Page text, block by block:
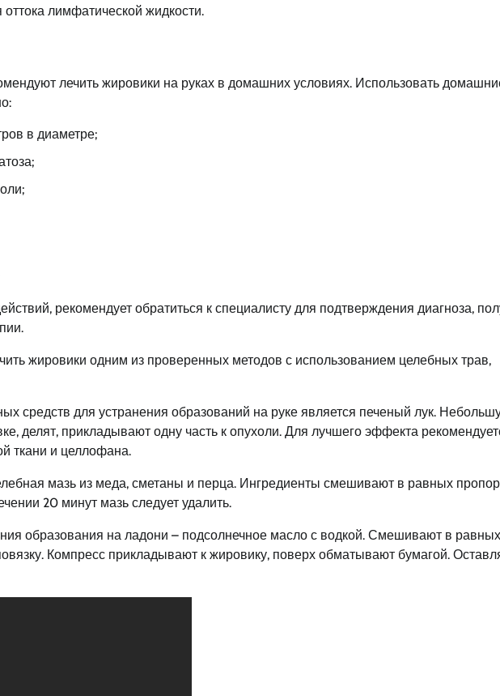
лимфатической жидкости.
лечить жировики на руках в домашних условиях. Использовать
в диаметре;
рекомендует обратиться к специалисту для подтверждения диагноза,
жировики одним из проверенных методов с использованием целебных трав,
средств для устранения образований на руке является печеный лук.
делят, прикладывают одну часть к опухоли. Для лучшего эффекта
ткани и целлофана.
мазь из меда, сметаны и перца. Ингредиенты смешивают в равных
20 минут мазь следует удалить.
образования на ладони – подсолнечное масло с водкой. Смешивают в равных
Компресс прикладывают к жировику, поверх обматывают бумагой.